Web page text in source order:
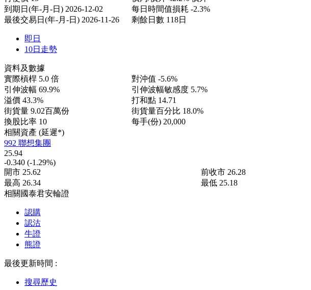
到期日(年-月-日) 2026-12-02 每日時間值損耗 -2.3%
最後交易日(年-月-日) 2026-11-26 剩餘日數 118日
即日
10日走勢
資料及數據
實際槓桿 5.0 倍 對沖值 -5.6%
引伸波幅 69.9% 引伸波幅敏感度 5.7%
溢價 43.3% 打和點 14.71
街貨量 9.02百萬份 街貨量百分比 18.0%
換股比率 10 每手(份) 20,000
相關資產 (延遲*)
992 聯想集團
25.94
-0.340 (-1.29%)
開市 25.62 前收市 26.28
最高 26.34 最低 25.18
相關國泰君安輪證
認購
認沽
牛證
熊證
最後更新時間 :
搜尋歷史